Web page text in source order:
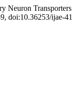
Neuron
doi:10.36253/ijae-